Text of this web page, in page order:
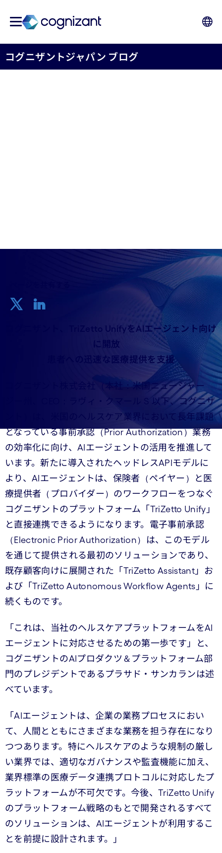
コグニザントジャパン ブログ
コグニザント、TriZetto UnifyをAIエージェント向け
に開放
患者への迅速な医療提供を支援
コグニザント株式会社（本社：米国ニュージャー
ジー州、CEO：ラヴィ・クマール S 以下、コグニザ
ント）は、米国のヘルスケア業界において長年課題
となっている事前承認（Prior Authorization）業務
の効率化に向け、AIエージェントの活用を推進して
います。新たに導入されたヘッドレスAPIモデルに
より、AIエージェントは、保険者（ペイヤー）と医
療提供者（プロバイダー）のワークフローをつなぐ
コグニザントのプラットフォーム「TriZetto Unify」
と直接連携できるようになります。電子事前承認
（Electronic Prior Authorization）は、このモデル
を通じて提供される最初のソリューションであり、
既存顧客向けに展開された「TriZetto Assistant」お
よび「TriZetto Autonomous Workflow Agents」に
続くものです。
「これは、当社のヘルスケアプラットフォームをAI
エージェントに対応させるための第一歩です」と、
コグニザントのAIプロダクツ＆プラットフォーム部
門のプレジデントであるプラサド・サンカランは述
べています。
「AIエージェントは、企業の業務プロセスにおい
て、人間とともにさまざまな業務を担う存在になり
つつあります。特にヘルスケアのような規制の厳し
い業界では、適切なガバナンスや監査機能に加え、
業界標準の医療データ連携プロトコルに対応したプ
ラットフォームが不可欠です。今後、TriZetto Unify
のプラットフォーム戦略のもとで開発されるすべて
のソリューションは、AIエージェントが利用するこ
とを前提に設計されます。」